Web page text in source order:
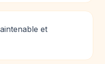
et